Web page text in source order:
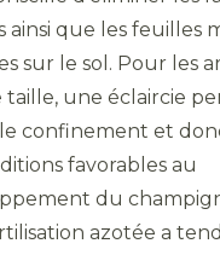
ainsi que les feuilles
sur le sol. Pour les
taille, une éclaircie
confinement et
favorables au
du
azotée a